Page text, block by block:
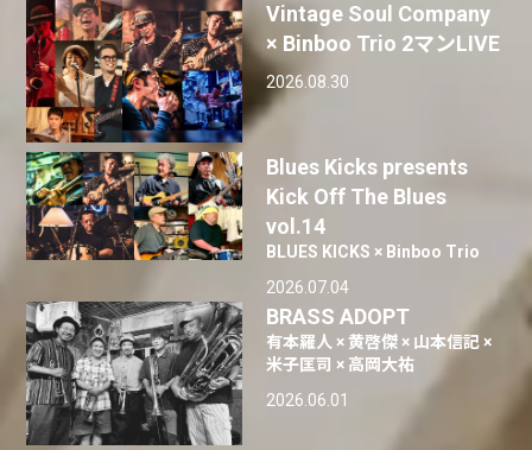
Vintage Soul Company
× Binboo Trio 2マンLIVE
2026.08.30
Blues Kicks presents
Kick Off The Blues
vol.14
BLUES KICKS × Binboo Trio
2026.07.04
BRASS ADOPT
有本羅人 × 黄啓傑 × 山本信記 ×
米子匡司 × 高岡大祐
2026.06.01